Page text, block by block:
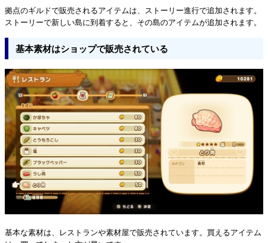
拠点のギルドで販売されるアイテムは、ストーリー進行で追加されます。
ストーリーで新しい島に到着すると、その島のアイテムが追加されます。
基本素材はショップで販売されている
基本な素材は、レストランや素材屋で販売されています。買えるアイテム